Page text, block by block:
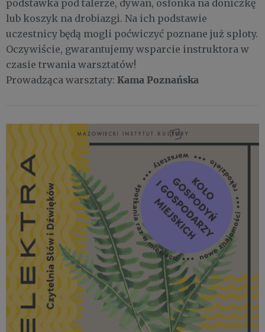
podstawka pod talerze, dywan, osłonka na doniczkę
lub koszyk na drobiazgi. Na ich podstawie
uczestnicy będą mogli poćwiczyć poznane już sploty.
Oczywiście, gwarantujemy wsparcie instruktora w
czasie trwania warsztatów!
Prowadząca warsztaty: Kama Poznańska